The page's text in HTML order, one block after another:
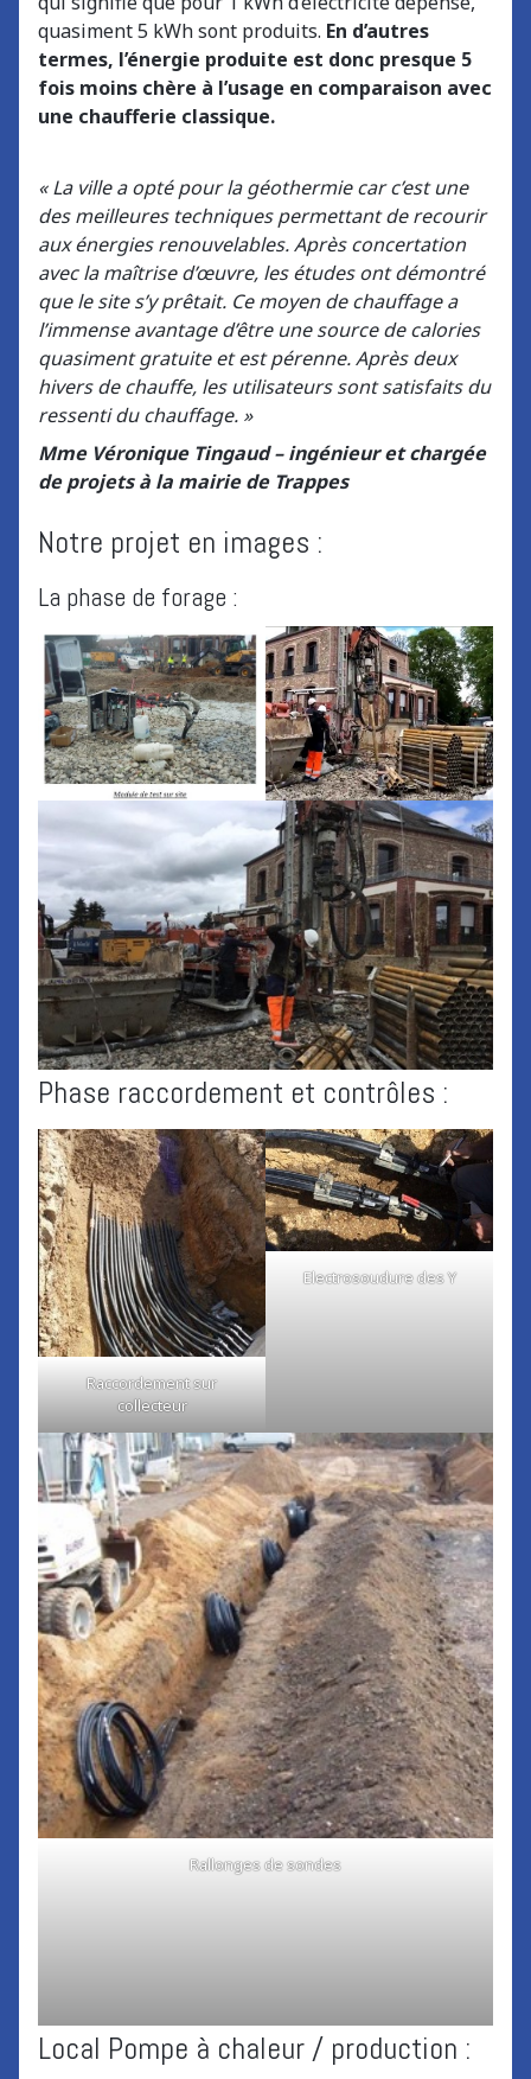
quasiment 5 kWh sont produits. En d’autres
termes, l’énergie produite est donc presque 5
fois moins chère à l’usage en comparaison avec
une chaufferie classique.
« La ville a opté pour la géothermie car c’est une
des meilleures techniques permettant de recourir
aux énergies renouvelables. Après concertation
avec la maîtrise d’œuvre, les études ont démontré
que le site s’y prêtait. Ce moyen de chauffage a
l’immense avantage d’être une source de calories
quasiment gratuite et est pérenne. Après deux
hivers de chauffe, les utilisateurs sont satisfaits du
ressenti du chauffage. »
Mme Véronique Tingaud – ingénieur et chargée
de projets à la mairie de Trappes
Notre projet en images :
La phase de forage :
Phase raccordement et contrôles :
Raccordement sur
collecteur
Electrosoudure des Y
Rallonges de sondes
Local Pompe à chaleur / production :